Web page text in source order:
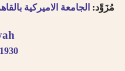
مُزَوِّد: الجامعة الاميركية